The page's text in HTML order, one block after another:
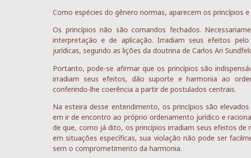
Como espécies do gênero normas, aparecem os princípios e
Os princípios não são comandos fechados.
interpretação e de aplicação. Irradiam seus efeitos
jurídicas, segundo as lições da doutrina de Carlos Ari
Portanto, pode-se afirmar que os princípios são
irradiam seus efeitos, dão suporte e harmonia ao
conferindo-lhe coerência a partir de postulados centrais.
Na esteira desse entendimento, os princípios são
em ir de encontro ao próprio ordenamento jurídico e
de que, como já dito, os princípios irradiam seus efeitos
em situações específicas, sua violação não pode ser
sem o comprometimento da harmonia.